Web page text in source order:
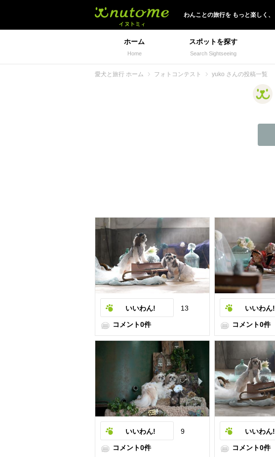
わんことの旅行を もっと楽しく、
ホーム
Home
スポットを探す
Search Sightseeing
愛犬と旅行 ホーム フォトコンテスト yuko さんの投稿一覧
いいわん! 13
コメント0件
いいわん!
コメント0件
いいわん! 9
コメント0件
いいわん!
コメント0件